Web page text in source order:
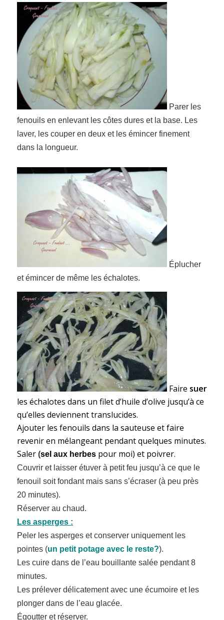
Parer les
fenouils en enlevant les côtes dures et la base. Les
laver, les couper en deux et les émincer finement
dans la longueur.
Éplucher
et émincer de même les échalotes.
Faire suer
les échalotes dans un filet d’huile d’olive jusqu’à ce
qu’elles deviennent translucides.
Ajouter les fenouils dans la sauteuse et faire
revenir en mélangeant pendant quelques minutes.
Saler (sel aux herbespour moi) et poivrer.
Couvrir et laisser étuver à petit feu jusqu’à ce que le
fenouil soit fondant mais sans s’écraser (à peu près
20 minutes).
Réserver au chaud.
Les asperges :
Peler les asperges et conserver uniquement les
pointes (un petit potage avec le reste?).
Les cuire dans de l’eau bouillante salée pendant 8
minutes.
Les prélever délicatement avec une écumoire et les
plonger dans de l’eau glacée.
Égoutter et réserver.